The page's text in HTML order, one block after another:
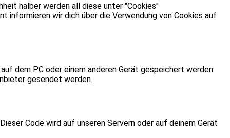
halber werden all diese unter "Cookies"
wir dich über die Verwendung von Cookies auf
dem PC oder einem anderen Gerät gespeichert werden
gesendet werden.
Code wird auf unseren Servern oder auf deinem Gerät